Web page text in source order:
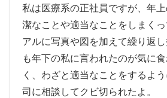
私は医療系の正社員ですが、年
潔なことや適当なことをしまく
アルに写真や図を加えて繰り返
も年下の私に言われたのが気に
く、わざと適当なことをするよ
司に相談してクビ切られたよ。